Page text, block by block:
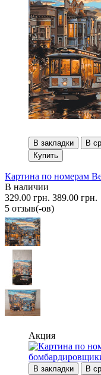
В закладки
В
Купить
Картина по номерам
В наличии
329.00 грн. 389.00 грн.
5 отзыв(-ов)
Акция
В закладки
В